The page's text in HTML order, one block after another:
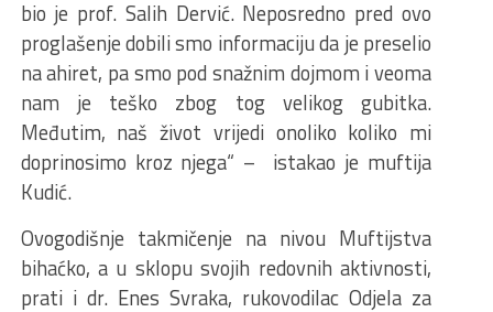
bio je prof. Salih Dervić. Neposredno pred ovo
proglašenje dobili smo informaciju da je preselio
na ahiret, pa smo pod snažnim dojmom i veoma
nam je teško zbog tog velikog gubitka.
Međutim, naš život vrijedi onoliko koliko mi
doprinosimo kroz njega“ – istakao je muftija
Kudić.
Ovogodišnje takmičenje na nivou Muftijstva
bihaćko, a u sklopu svojih redovnih aktivnosti,
prati i dr. Enes Svraka, rukovodilac Odjela za